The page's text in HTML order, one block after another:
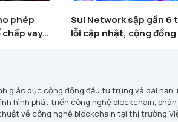
phép
vay
Sui Network sập gần 6
lỗi cập nhật, cộng
giáo dục cộng đồng đầu tư trung và dài
hình phát triển công nghệ blockchain,
về công nghệ blockchain tại thị trường